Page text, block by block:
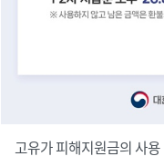
고유가 피해지원금의 사